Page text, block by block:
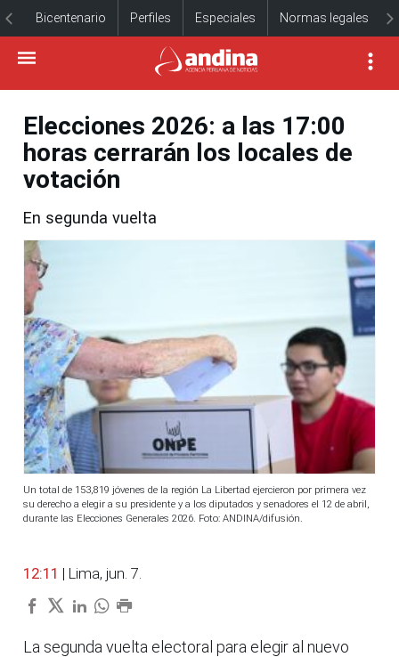
Bicentenario Perfiles Especiales Normas legales
Elecciones 2026: a las 17:00
horas cerrarán los locales de
votación
En segunda vuelta
Un total de 153,819 jóvenes de la región La Libertad ejercieron por primera vez
su derecho a elegir a su presidente y a los diputados y senadores el 12 de abril,
durante las Elecciones Generales 2026. Foto: ANDINA/difusión.
12:11 | Lima, jun. 7.
La segunda vuelta electoral para elegir al nuevo